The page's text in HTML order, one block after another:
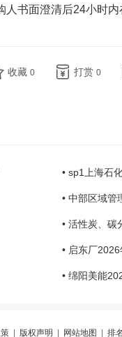
书面澄清后24小时
收藏 0 打赏 0
• sp1上海石
• 中部区域管
• 活性炭、碳
• 启东厂
• 绵阳美能
| 版权声明 网站地图 排